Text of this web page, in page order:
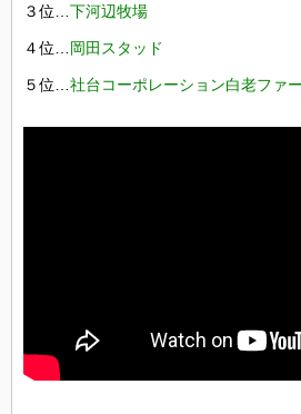
３位…下河辺牧場
４位…岡田スタッド
５位…社台コーポレーション白老ファ